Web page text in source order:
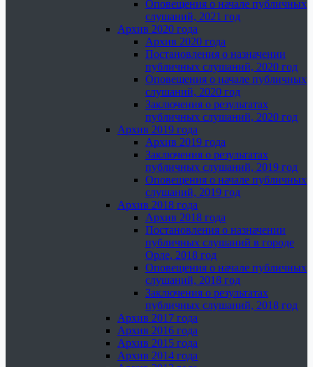
Оповещения о начале публичных
слушаний, 2021 год
Архив 2020 года
Архив 2020 года
Постановления о назначении
публичных слушаний, 2020 год
Оповещения о начале публичных
слушаний, 2020 год
Заключения о результатах
публичных слушаний, 2020 год
Архив 2019 года
Архив 2019 года
Заключения о результатах
публичных слушаний, 2019 год
Оповещения о начале публичных
слушаний, 2019 год
Архив 2018 года
Архив 2018 года
Постановления о назначении
публичных слушаний в городе
Орле, 2018 год
Оповещения о начале публичных
слушаний, 2018 год
Заключения о результатах
публичных слушаний, 2018 год
Архив 2017 года
Архив 2016 года
Архив 2015 года
Архив 2014 года